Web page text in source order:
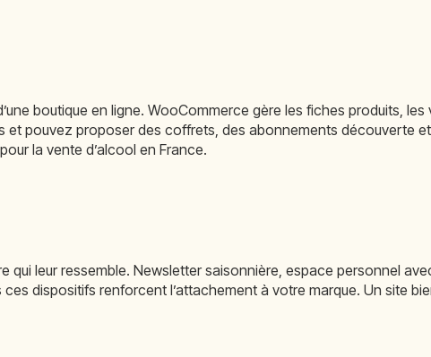
boutique en ligne. WooCommerce gère les fiches produits,
et pouvez proposer des coffrets, des abonnements découverte
la vente d’alcool en France.
qui leur ressemble. Newsletter saisonnière, espace personnel
dispositifs renforcent l’attachement à votre marque. Un site